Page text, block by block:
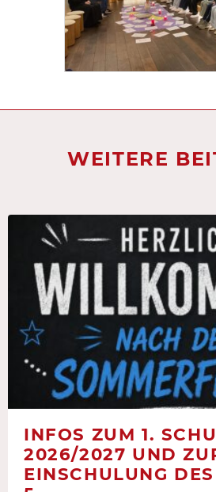
WEITERE
INFOS ZUM 1.
2026/2027 UND
EINSCHULUNG